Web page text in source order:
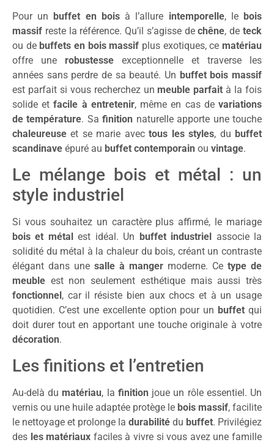
Pour un buffet en boisà l’allure intemporelle, le bois
massif reste la référence. Qu’il s’agisse dechêne, deteck
ou de buffets en bois massif plus exotiques, ce matériau
offre une robustesse exceptionnelle et traverse les
années sans perdre de sa beauté. Un buffet bois massif
est parfait si vous recherchez un meuble parfait à la fois
solide etfacile à entretenir, même en cas devariations
de température. Safinition naturelle apporte une touche
chaleureuse et se marie avectous les styles, du buffet
scandinave épuré au buffet contemporain ou vintage.
Le mélange bois et métal : un
style industriel
Si vous souhaitez un caractère plus affirmé, le mariage
bois et métalest idéal. Un buffet industriel associe la
solidité du métal à la chaleur du bois, créant un contraste
élégant dans une salle à manger moderne. Ce type de
meuble est non seulement esthétique mais aussi très
fonctionnel, car il résiste bien aux chocs et à un usage
quotidien. C’est une excellente option pour un buffet qui
doit durer tout en apportant une touche originale à votre
décoration.
Les finitions et l’entretien
Au-delà du matériau, la finition joue un rôle essentiel. Un
vernis ou une huile adaptée protège le bois massif, facilite
le nettoyage et prolonge la durabilité du buffet. Privilégiez
des les matériaux faciles à vivre si vous avez une famille